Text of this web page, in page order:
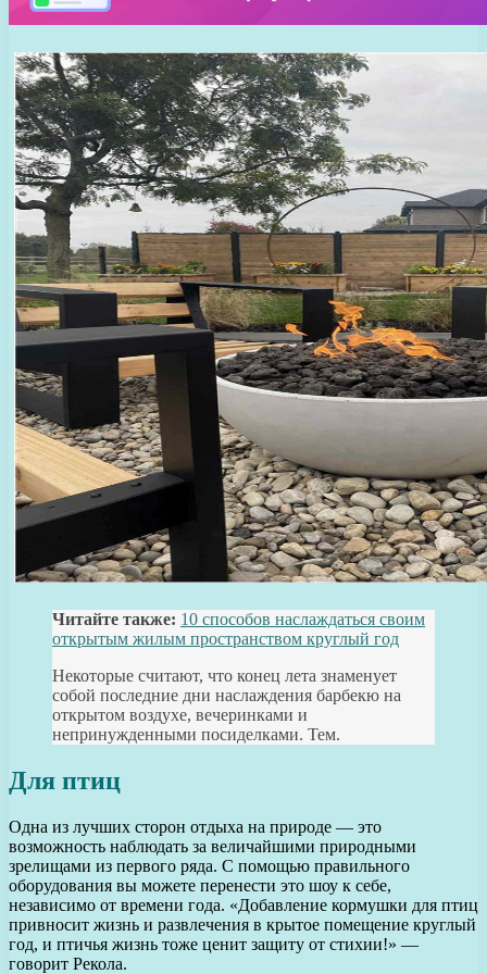
Читайте также: 10 способов наслаждаться своим
открытым жилым пространством круглый год
Некоторые считают, что конец лета знаменует
собой последние дни наслаждения барбекю на
открытом воздухе, вечеринками и
непринужденными посиделками. Тем.
Для птиц
Одна из лучших сторон отдыха на природе — это
возможность наблюдать за величайшими природными
зрелищами из первого ряда. С помощью правильного
оборудования вы можете перенести это шоу к себе,
независимо от времени года. «Добавление кормушки для птиц
привносит жизнь и развлечения в крытое помещение круглый
год, и птичья жизнь тоже ценит защиту от стихии!» —
говорит Рекола.